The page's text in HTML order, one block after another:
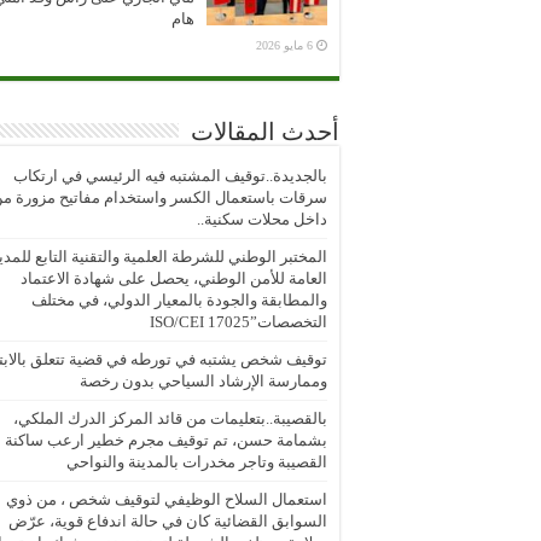
هام
6 مايو 2026
أحدث المقالات
بالجديدة..توقيف المشتبه فيه الرئيسي في ارتكاب
سرقات باستعمال الكسر واستخدام مفاتيح مزورة
داخل محلات سكنية..
المختبر الوطني للشرطة العلمية والتقنية التابع
العامة للأمن الوطني، يحصل على شهادة الاعتماد
والمطابقة والجودة بالمعيار الدولي، في مختلف
التخصصات”ISO/CEI 17025
توقيف شخص يشتبه في تورطه في قضية تتعلق
وممارسة الإرشاد السياحي بدون رخصة
بالقصيبة..بتعليمات من قائد المركز الدرك الملكي،
بشمامة حسن، تم توقيف مجرم خطير ارعب ساكنة
القصيبة وتاجر مخدرات بالمدينة والنواحي
استعمال السلاح الوظيفي لتوقيف شخص ، من ذوي
السوابق القضائية كان في حالة اندفاع قوية، عرّض